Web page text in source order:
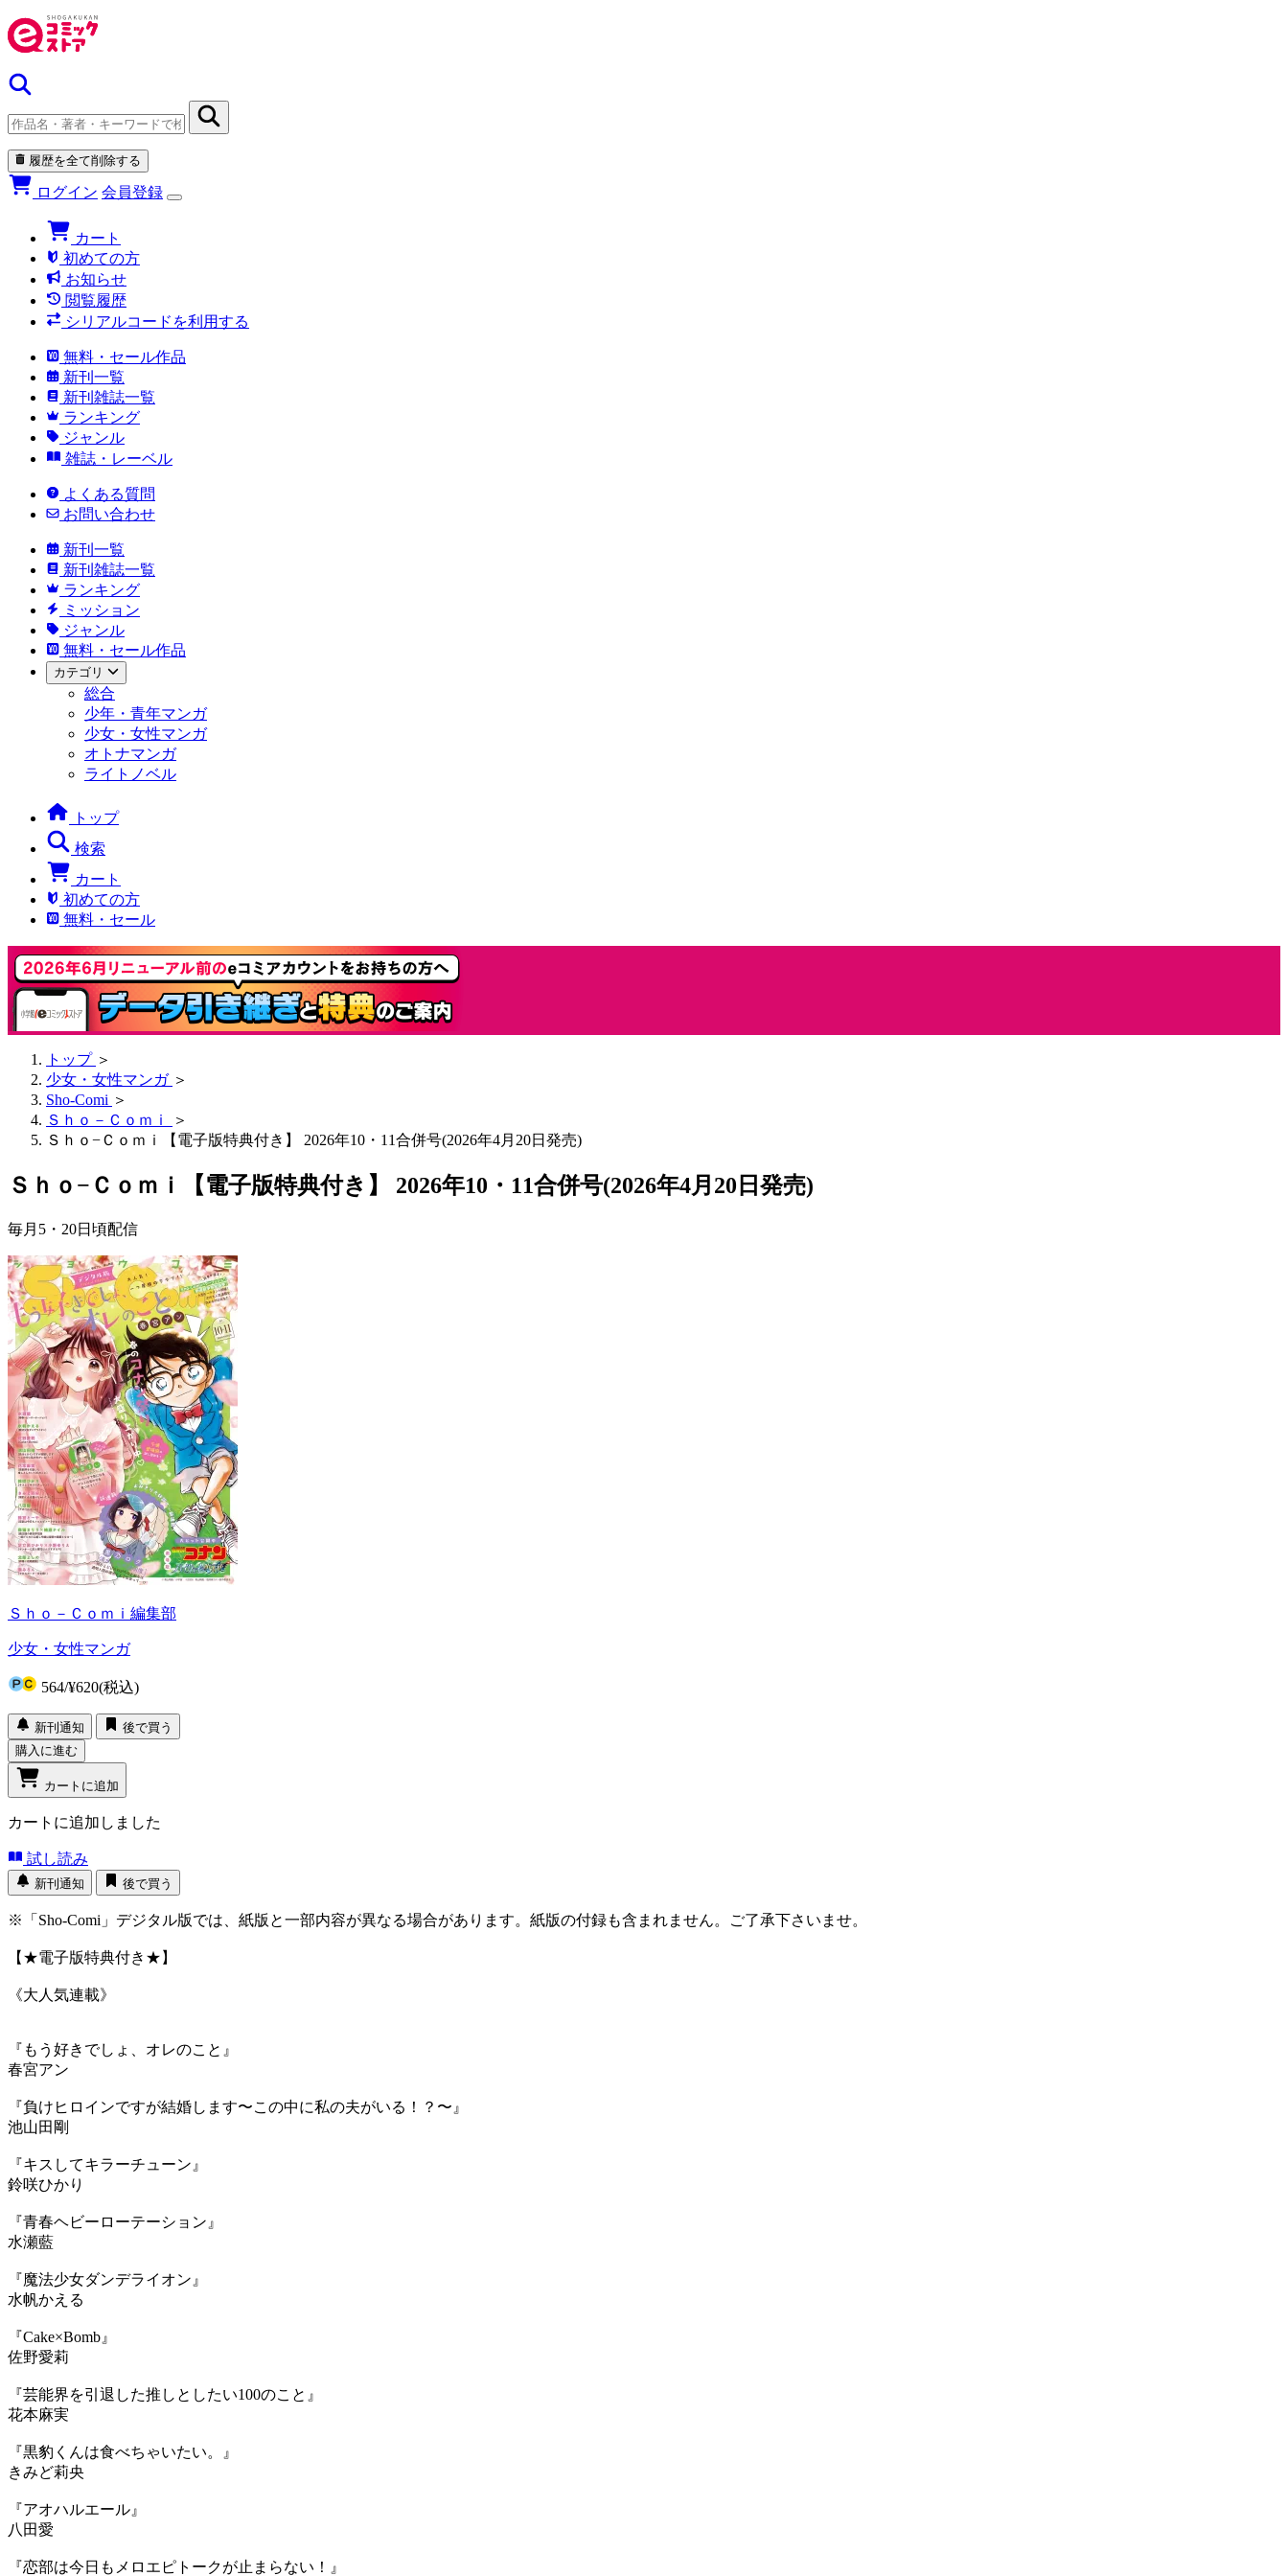
履歴を全て削除する
ログイン 会員登録
カート
初めての方
お知らせ
閲覧履歴
シリアルコードを利用する
無料・セール作品
新刊一覧
新刊雑誌一覧
ランキング
ジャンル
雑誌・レーベル
よくある質問
お問い合わせ
新刊一覧
新刊雑誌一覧
ランキング
ミッション
ジャンル
無料・セール作品
カテゴリ
総合
少年・青年マンガ
少女・女性マンガ
オトナマンガ
ライトノベル
トップ
検索
カート
初めての方
無料・セール
トップ ＞
少女・女性マンガ ＞
Sho-Comi ＞
Ｓｈｏ－Ｃｏｍｉ
＞
Ｓｈｏ−Ｃｏｍｉ【電子版特典付き】 2026年10・11合併号(2026年4月20日発売)
Ｓｈｏ−Ｃｏｍｉ【電子版特典付き】 2026年10・11合併号(2026年4月20日発売)
毎月5・20日頃配信
Ｓｈｏ－Ｃｏｍｉ編集部
少女・女性マンガ
564/¥620(税込)
新刊通知
後で買う
購入に進む
カートに追加
カートに追加しました
試し読み
新刊通知 後で買う
※「Sho-Comi」デジタル版では、紙版と一部内容が異なる場合があります。紙版の付録も含まれません。ご了承下さいませ。
【★電子版特典付き★】
《大人気連載》
『もう好きでしょ、オレのこと』
春宮アン
『負けヒロインですが結婚します〜この中に私の夫がいる！？〜』
池山田剛
『キスしてキラーチューン』
鈴咲ひかり
『青春ヘビーローテーション』
水瀬藍
『魔法少女ダンデライオン』
水帆かえる
『Cake×Bomb』
佐野愛莉
『芸能界を引退した推しとしたい100のこと』
花本麻実
『黒豹くんは食べちゃいたい。』
きみど莉央
『アオハルエール』
八田愛
『恋部は今日もメロエピトークが止まらない！』